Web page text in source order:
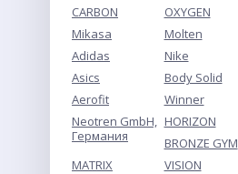
Костюм спорт мужской
Red-n-Rock's 111M-RT-1814
темно-синий
CARBON
OXYGEN
Mikasa
Molten
Adidas
Nike
Asics
Body Solid
Aerofit
Winner
Neotren GmbH,
Германия
HORIZON
BRONZE GYM
MATRIX
VISION